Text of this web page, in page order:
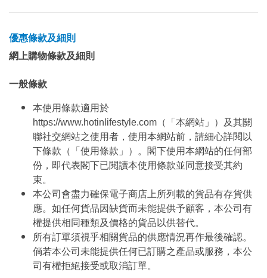
優惠條款及細則
網上購物條款及細則
一般條款
本使用條款適用於
https://www.hotinlifestyle.com（「本網站」）及其關
聯社交網站之使用者，使用本網站前，請細心詳閱以
下條款（「使用條款」）。閣下使用本網站的任何部
份，即代表閣下已閱讀本使用條款並同意接受其約
束。
本公司會盡力確保電子商店上所列載的貨品有存貨供
應。如任何貨品因缺貨而未能提供予顧客，本公司有
權提供相同種類及價格的貨品以供替代。
所有訂單須視乎相關貨品的供應情況再作最後確認。
倘若本公司未能提供任何已訂購之產品或服務，本公
司有權拒絕接受或取消訂單。